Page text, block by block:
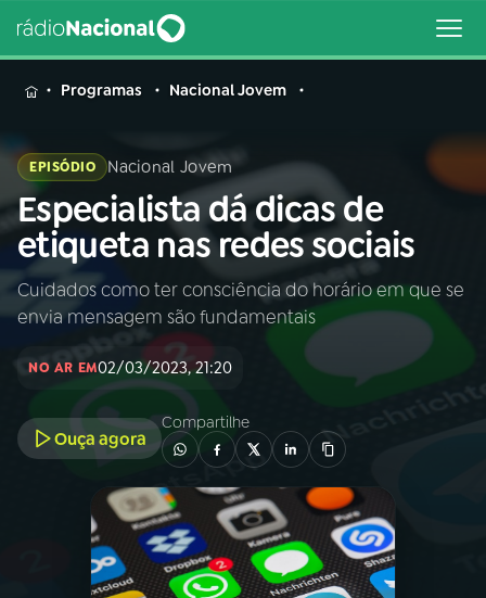
MENU
Buscar
na
Rádio
Nacional
Buscar
AO VIVO
INÍCIO
PROGRAMAÇÃO
Programas Nacional Jovem
EPISÓDIO Nacional Jovem
Especialista dá dicas de
etiqueta nas redes sociais
Cuidados como ter consciência do horário em que se
envia mensagem são fundamentais
NO AR EM02/03/2023, 21:20
Ouça agora
Compartilhe